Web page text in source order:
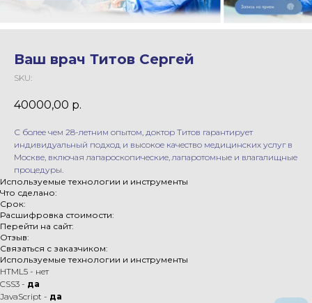
Ваш врач Титов Сергей
SKU:
40000,00 р.
С более чем 28-летним опытом, доктор Титов гарантирует
индивидуальный подход и высокое качество медицинских услуг в
Москве, включая лапароскопические, лапаротомные и влагалищные
процедуры.
Используемые технологии и инструменты
Что сделано:
Срок:
Расшифровка стоимости:
Перейти на сайт:
Отзыв:
Связаться с заказчиком:
Используемые технологии и инструменты
HTML5 - нет
CSS3 - да
JavaScript - да